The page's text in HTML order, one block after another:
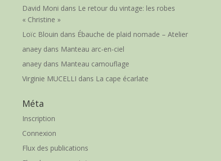
David Moni dans Le retour du vintage: les robes
« Christine »
Loïc Blouin dans Ébauche de plaid nomade – Atelier
anaeydans Manteau arc-en-ciel
anaeydans Manteau camouflage
Virginie MUCELLI dans La cape écarlate
Méta
Inscription
Connexion
Flux des publications